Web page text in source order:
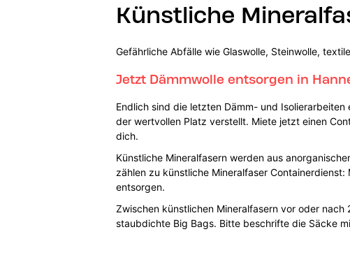
Künstliche
Gefährliche Abfälle wie Glaswolle, Steinwolle,
Jetzt Dämmwolle entsorgen in
Endlich sind die letzten Dämm- und
der wertvollen Platz verstellt. Miete jetzt einen
dich.
Künstliche Mineralfasern werden aus
zählen zu künstliche Mineralfaser
entsorgen.
Zwischen künstlichen Mineralfasern vor oder
staubdichte Big Bags. Bitte beschrifte die Säcke